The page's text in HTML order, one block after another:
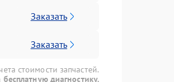
Заказать
Заказать
стоимости запчастей.
диагностику.